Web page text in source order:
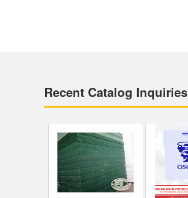
Recent Catalog Inquiries